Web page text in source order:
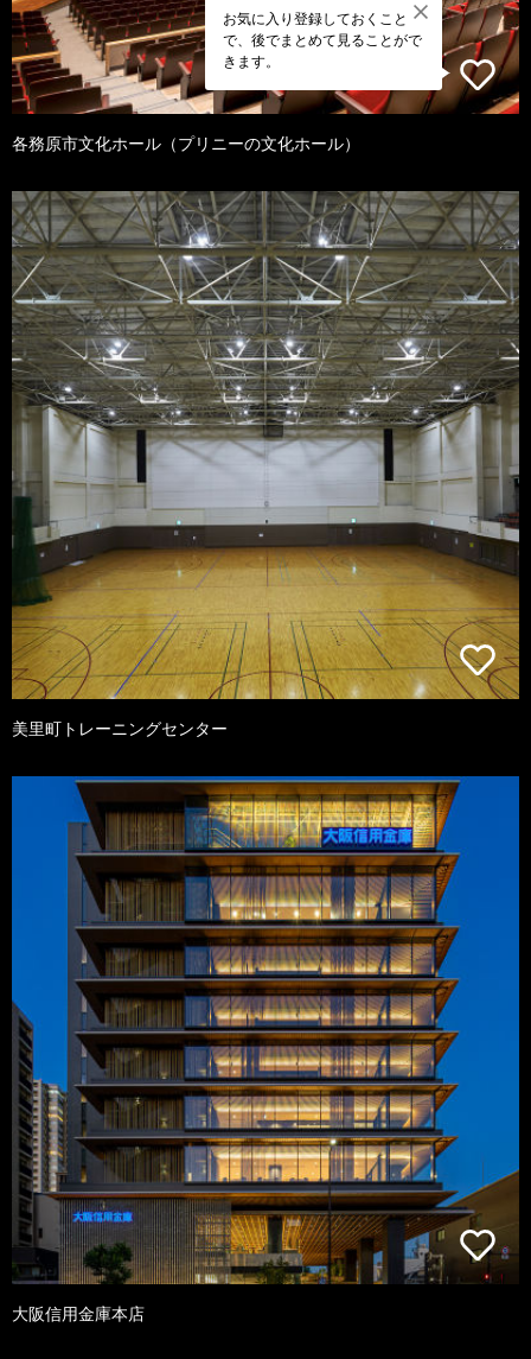
お気に入り登録しておくこと
で、後でまとめて見ることがで
きます。
各務原市文化ホール（プリニーの文化ホール）
美里町トレーニングセンター
大阪信用金庫本店